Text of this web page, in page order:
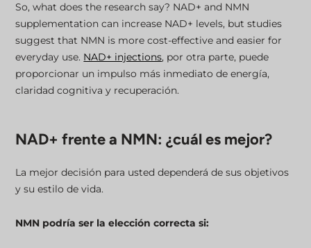
So, what does the research say? NAD+ and NMN
supplementation can increase NAD+ levels, but studies
suggest that NMN is more cost-effective and easier for
everyday use. NAD+ injections, por otra parte, puede
proporcionar un impulso más inmediato de energía,
claridad cognitiva y recuperación.
NAD+ frente a NMN: ¿cuál es mejor?
La mejor decisión para usted dependerá de sus objetivos
y su estilo de vida.
NMN podría ser la elección correcta si: